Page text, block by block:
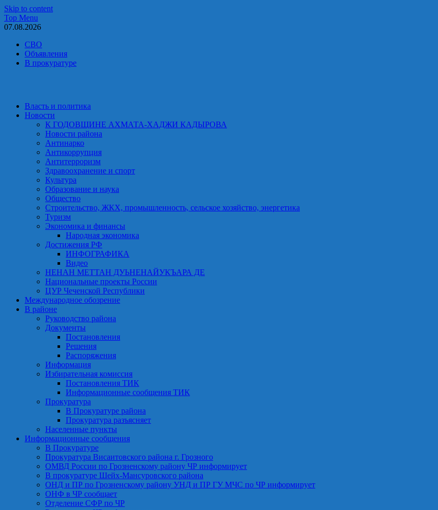
Skip to content
Top Menu
07.08.2026
СВО
Объявления
В прокуратуре
Власть и политика
Новости
К ГОДОВЩИНЕ АХМАТА-ХАДЖИ КАДЫРОВА
Новости района
Антинарко
Антикоррупция
Антитерроризм
Здравоохранение и спорт
Культура
Образование и наука
Общество
Строительство, ЖКХ, промышленность, сельское хозяйство, энергетика
Туризм
Экономика и финансы
Народная экономика
Достижения РФ
ИНФОГРАФИКА
Видео
НЕНАН МЕТТАН ДУЬНЕНАЙУКЪАРА ДЕ
Национальные проекты России
ЦУР Чеченской Республики
Международное обозрение
В районе
Руководство района
Документы
Постановления
Решения
Распоряжения
Информация
Избирательная комиссия
Постановления ТИК
Информационные сообщения ТИК
Прокуратура
В Прокуратуре района
Прокуратура разъясняет
Населенные пункты
Информационные сообщения
В Прокуратуре
Прокуратура Висаитовского района г. Грозного
ОМВД России по Грозненскому району ЧР информирует
В прокуратуре Шейх-Мансуровского района
ОНД и ПР по Грозненскому району УНД и ПР ГУ МЧС по ЧР информирует
ОНФ в ЧР сообщает
Отделение СФР по ЧР